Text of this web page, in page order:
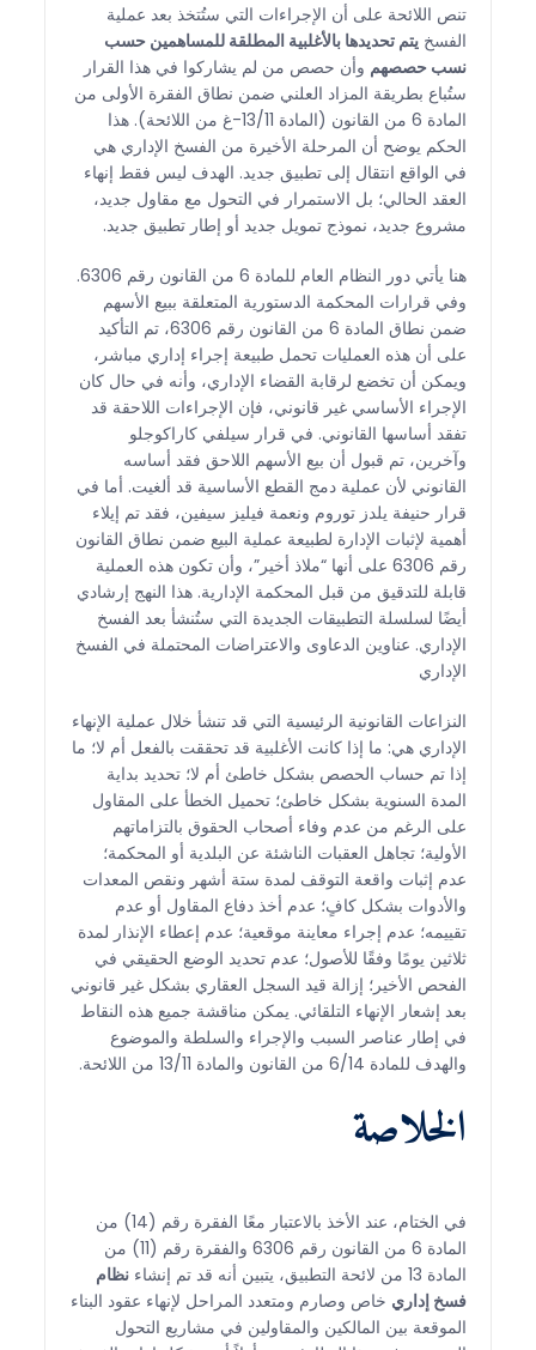
تنص اللائحة على أن الإجراءات التي ستُتخذ بعد عملية
الفسخيتم تحديدها بالأغلبية المطلقة للمساهمين حسب
نسب حصصهم وأن حصص من لم يشاركوا في هذا القرار
ستُباع بطريقة المزاد العلني ضمن نطاق الفقرة الأولى من
المادة 6 من القانون (المادة 13/11-غ من اللائحة). هذا
الحكم يوضح أن المرحلة الأخيرة من الفسخ الإداري هي
في الواقع انتقال إلى تطبيق جديد. الهدف ليس فقط إنهاء
العقد الحالي؛ بل الاستمرار في التحول مع مقاول جديد،
مشروع جديد، نموذج تمويل جديد أو إطار تطبيق جديد.
هنا يأتي دور النظام العام للمادة 6 من القانون رقم 6306.
وفي قرارات المحكمة الدستورية المتعلقة ببيع الأسهم
ضمن نطاق المادة 6 من القانون رقم 6306، تم التأكيد
على أن هذه العمليات تحمل طبيعة إجراء إداري مباشر،
ويمكن أن تخضع لرقابة القضاء الإداري، وأنه في حال كان
الإجراء الأساسي غير قانوني، فإن الإجراءات اللاحقة قد
تفقد أساسها القانوني. في قرار سيلفي كاراكوجلو
وآخرين، تم قبول أن بيع الأسهم اللاحق فقد أساسه
القانوني لأن عملية دمج القطع الأساسية قد ألغيت. أما في
قرار حنيفة يلدز توروم ونعمة فيليز سيفين، فقد تم إيلاء
أهمية لإثبات الإدارة لطبيعة عملية البيع ضمن نطاق القانون
رقم 6306 على أنها “ملاذ أخير”، وأن تكون هذه العملية
قابلة للتدقيق من قبل المحكمة الإدارية. هذا النهج إرشادي
أيضًا لسلسلة التطبيقات الجديدة التي ستُنشأ بعد الفسخ
الإداري. عناوين الدعاوى والاعتراضات المحتملة في الفسخ
الإداري
النزاعات القانونية الرئيسية التي قد تنشأ خلال عملية الإنهاء
الإداري هي: ما إذا كانت الأغلبية قد تحققت بالفعل أم لا؛ ما
إذا تم حساب الحصص بشكل خاطئ أم لا؛ تحديد بداية
المدة السنوية بشكل خاطئ؛ تحميل الخطأ على المقاول
على الرغم من عدم وفاء أصحاب الحقوق بالتزاماتهم
الأولية؛ تجاهل العقبات الناشئة عن البلدية أو المحكمة؛
عدم إثبات واقعة التوقف لمدة ستة أشهر ونقص المعدات
والأدوات بشكل كافٍ؛ عدم أخذ دفاع المقاول أو عدم
تقييمه؛ عدم إجراء معاينة موقعية؛ عدم إعطاء الإنذار لمدة
ثلاثين يومًا وفقًا للأصول؛ عدم تحديد الوضع الحقيقي في
الفحص الأخير؛ إزالة قيد السجل العقاري بشكل غير قانوني
بعد إشعار الإنهاء التلقائي. يمكن مناقشة جميع هذه النقاط
في إطار عناصر السبب والإجراء والسلطة والموضوع
والهدف للمادة 6/14 من القانون والمادة 13/11 من اللائحة.
الخلاصة
في الختام، عند الأخذ بالاعتبار معًا الفقرة رقم (14) من
المادة 6 من القانون رقم 6306 والفقرة رقم (11) من
المادة 13 من لائحة التطبيق، يتبين أنه قد تم إنشاء
نظام
فسخ إداري خاص وصارم ومتعدد المراحل لإنهاء عقود البناء
الموقعة بين المالكين والمقاولين في مشاريع التحول